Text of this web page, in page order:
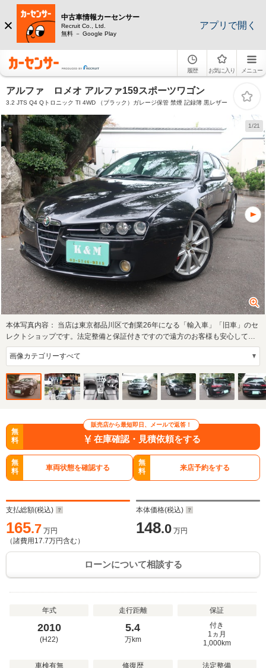
中古車情報カーセンサー
Recruit Co., Ltd.
無料 － Google Play
アプリで開く
履歴 お気に入り メニュー
アルファ ロメオ アルファ159スポーツワゴン
3.2 JTS Q4 Qトロニック TI 4WD （ブラック）ガレージ保管 禁煙 記録簿 黒レザー
1/21
本体写真内容： 当店は東京都品川区で創業26年になる「輸入車」「旧車」のセ
レクトショップです。法定整備と保証付きですので遠方のお客様も安心してご
利用くださ…
販売店から最短即日、メールで返答！
無
料
在庫確認・見積依頼をする
無
料
車両状態を確認する
無
料
来店予約をする
支払総額(税込)
165.7 万円
（諸費用 17.7万円含む）
本体価格(税込)
148.0 万円
ローンについて相談する
年式
2010
(H22)
走行距離
5.4
万km
保証
付き
1ヵ月
1,000km
車検有無
修復歴
法定整備